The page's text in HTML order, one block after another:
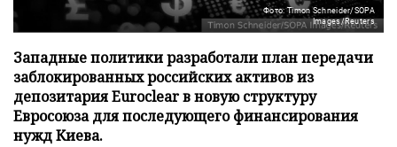
Фото: Timon Schneider/SOPA
Images/Reuters
Западные политики разработали план передачи
заблокированных российских активов из
депозитария Euroclear в новую структуру
Евросоюза для последующего финансирования
нужд Киева.